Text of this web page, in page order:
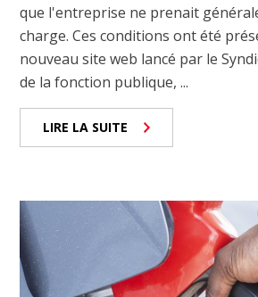
que l'entreprise ne prenait
charge. Ces conditions ont été
nouveau site web lancé par le
de la fonction publique, ...
LIRE LA SUITE